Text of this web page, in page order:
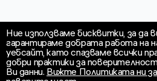
Ние използваме бисквитки, за да
гарантираме добрата работа на
уебсайт, като спазваме всички
добри практики за
Ви данни. Вижте Политиката ни за